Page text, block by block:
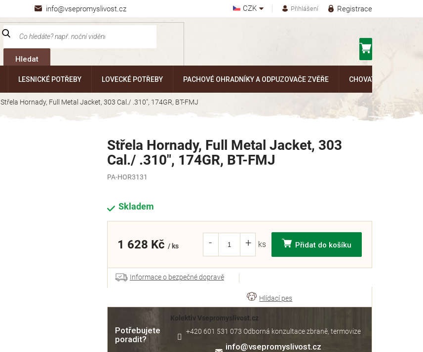
info@vsepromyslivost.cz CZK Registrace
Přihlášení
Hledat
LESNICKÉ POTŘEBY LOVECKÉ POTŘEBY PACHOVÉ OHRADNÍKY A ODPUZOVAČE ZVĚŘE CHOVATELSKÉ
Střela Hornady, Full Metal Jacket, 303 Cal./ .310", 174GR, BT-FMJ
Skladem
1 628 Kč / ks Přidat do košíku
Střela Hornady, Full Metal Jacket, 303
Cal./ .310", 174GR, BT-FMJ
PA-HOR3131
Informace o bezpečné dopravě
Potřebujete
poradit?
Kolektiv Vsepromyslivost.cz
info@vsepromyslivost.cz
+420 601 531 073 Odborná konzultace zbraně, termovize